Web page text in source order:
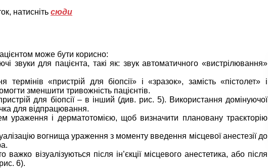
натисніть сюди
може бути корисно:
звуки для пацієнта, такі як: звук автоматичного «вистрілювання»
термінів «пристрій для біопсії» і «зразок», замість «пістолет» і
зменшити тривожність пацієнтів.
для біопсії – в інший (див. рис. 5). Використання домінуючої
для відпрацювання.
ураження і дерматотомією, щоб визначити плановану траєкторію
вогнища ураження з моменту введення місцевої анестезії до
важко візуалізуються після ін’єкції місцевого анестетика, або після
6).